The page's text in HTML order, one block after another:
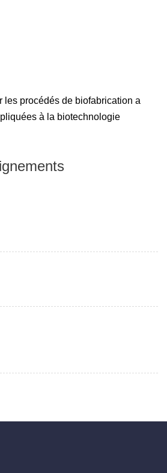
les procédés de biofabrication a
à la biotechnologie